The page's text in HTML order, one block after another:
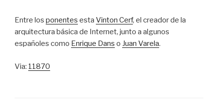
Entre los ponentes esta Vinton Cerf, el creador de la
arquitectura básica de Internet, junto a algunos
españoles como Enrique Dans o Juan Varela.
Via: 11870